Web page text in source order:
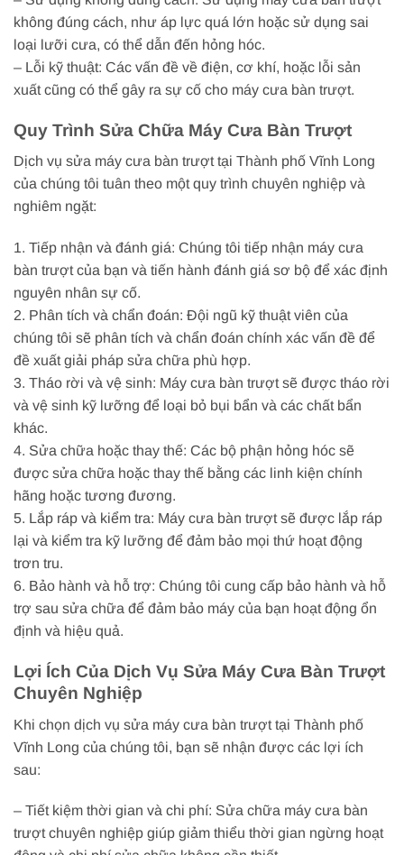
không đúng cách, như áp lực quá lớn hoặc sử dụng sai
loại lưỡi cưa, có thể dẫn đến hỏng hóc.
– Lỗi kỹ thuật: Các vấn đề về điện, cơ khí, hoặc lỗi sản
xuất cũng có thể gây ra sự cố cho máy cưa bàn trượt.
Quy Trình Sửa Chữa Máy Cưa Bàn Trượt
Dịch vụ sửa máy cưa bàn trượt tại Thành phố Vĩnh Long
của chúng tôi tuân theo một quy trình chuyên nghiệp và
nghiêm ngặt:
1. Tiếp nhận và đánh giá: Chúng tôi tiếp nhận máy cưa
bàn trượt của bạn và tiến hành đánh giá sơ bộ để xác định
nguyên nhân sự cố.
2. Phân tích và chẩn đoán: Đội ngũ kỹ thuật viên của
chúng tôi sẽ phân tích và chẩn đoán chính xác vấn đề để
đề xuất giải pháp sửa chữa phù hợp.
3. Tháo rời và vệ sinh: Máy cưa bàn trượt sẽ được tháo rời
và vệ sinh kỹ lưỡng để loại bỏ bụi bẩn và các chất bẩn
khác.
4. Sửa chữa hoặc thay thế: Các bộ phận hỏng hóc sẽ
được sửa chữa hoặc thay thế bằng các linh kiện chính
hãng hoặc tương đương.
5. Lắp ráp và kiểm tra: Máy cưa bàn trượt sẽ được lắp ráp
lại và kiểm tra kỹ lưỡng để đảm bảo mọi thứ hoạt động
trơn tru.
6. Bảo hành và hỗ trợ: Chúng tôi cung cấp bảo hành và hỗ
trợ sau sửa chữa để đảm bảo máy của bạn hoạt động ổn
định và hiệu quả.
Lợi Ích Của Dịch Vụ Sửa Máy Cưa Bàn Trượt
Chuyên Nghiệp
Khi chọn dịch vụ sửa máy cưa bàn trượt tại Thành phố
Vĩnh Long của chúng tôi, bạn sẽ nhận được các lợi ích
sau:
– Tiết kiệm thời gian và chi phí: Sửa chữa máy cưa bàn
trượt chuyên nghiệp giúp giảm thiểu thời gian ngừng hoạt